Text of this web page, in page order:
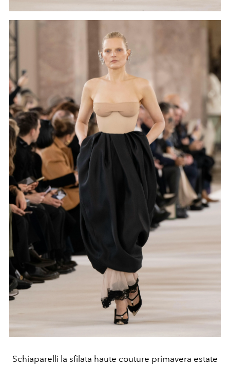
Schiaparelli la sfilata haute couture primavera estate